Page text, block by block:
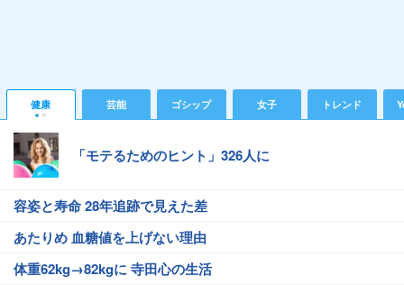
健康 芸能 ゴシップ 女子 トレンド
「モテるためのヒント」326人に
容姿と寿命 28年追跡で見えた差
あたりめ 血糖値を上げない理由
体重62kg→82kgに 寺田心の生活